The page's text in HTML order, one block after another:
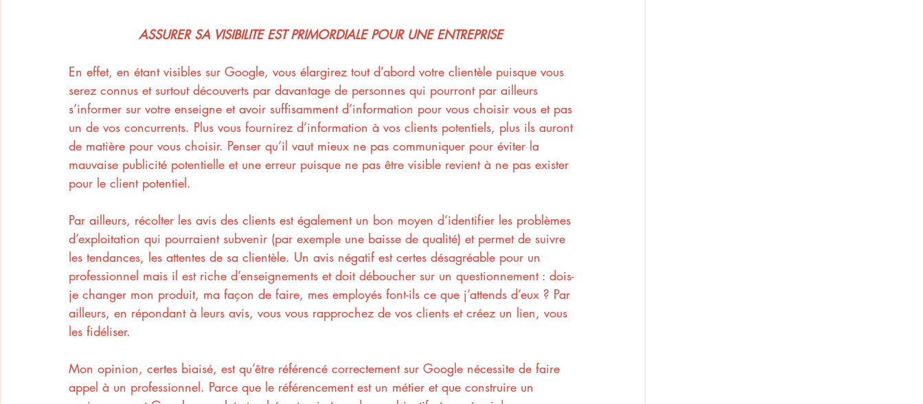
ASSURER SA VISIBILITE EST PRIMORDIALE POUR UNE ENTREPRISE
En effet, en étant visibles sur Google, vous élargirez tout d’abord votre clientèle puisque vous
serez connus et surtout découverts par davantage de personnes qui pourront par ailleurs
s’informer sur votre enseigne et avoir suffisamment d’information pour vous choisir vous et pas
un de vos concurrents. Plus vous fournirez d’information à vos clients potentiels, plus ils auront
de matière pour vous choisir. Penser qu’il vaut mieux ne pas communiquer pour éviter la
mauvaise publicité potentielle et une erreur puisque ne pas être visible revient à ne pas exister
pour le client potentiel.
Par ailleurs, récolter les avis des clients est également un bon moyen d’identifier les problèmes
d’exploitation qui pourraient subvenir (par exemple une baisse de qualité) et permet de suivre
les tendances, les attentes de sa clientèle. Un avis négatif est certes désagréable pour un
professionnel mais il est riche d’enseignements et doit déboucher sur un questionnement : dois-
je changer mon produit, ma façon de faire, mes employés font-ils ce que j’attends d’eux ? Par
ailleurs, en répondant à leurs avis, vous vous rapprochez de vos clients et créez un lien, vous
les fidéliser.
Mon opinion, certes biaisé, est qu’être référencé correctement sur Google nécessite de faire
appel à un professionnel. Parce que le référencement est un métier et que construire un